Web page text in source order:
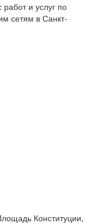
и услуг по
сетям в Санкт-
Конституции,